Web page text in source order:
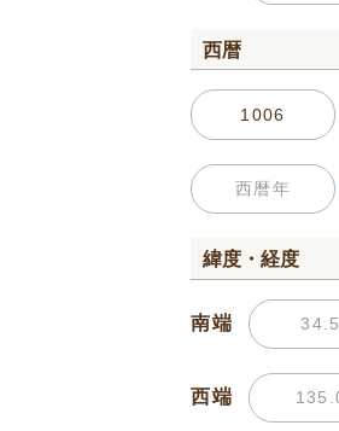
西暦
緯度・経度
南端
西端